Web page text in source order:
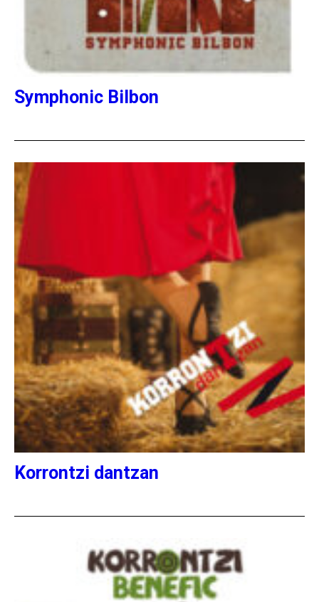
Symphonic Bilbon
Korrontzi dantzan